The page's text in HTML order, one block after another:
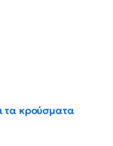
τα κρούσματα